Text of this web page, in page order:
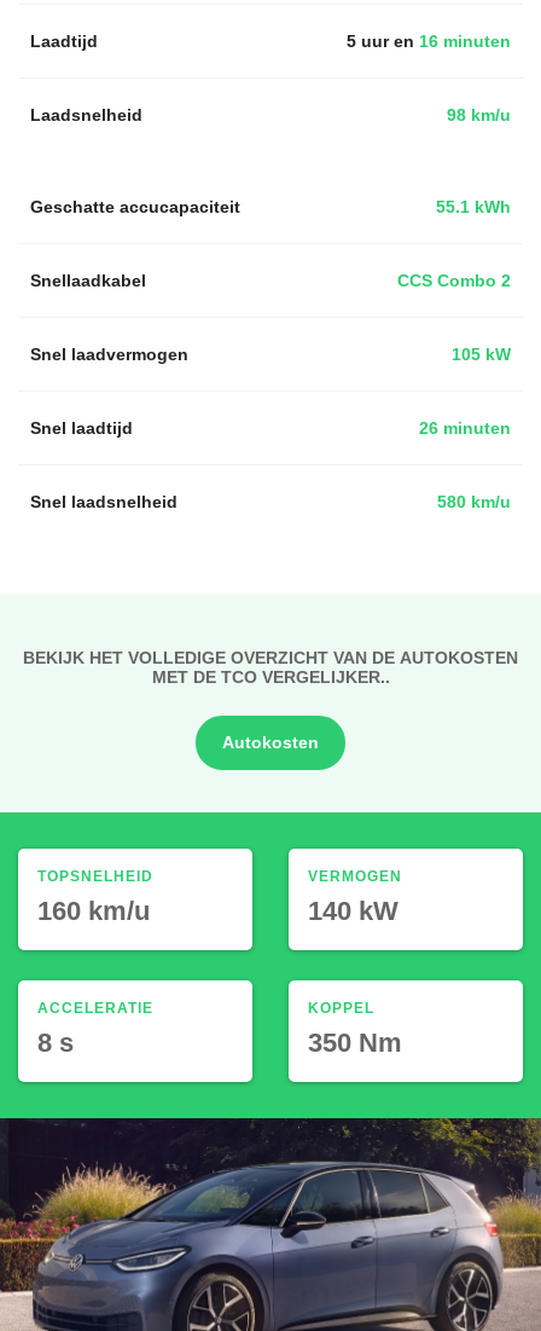
Laadtijd 5 uur en 16 minuten
Laadsnelheid 98 km/u
55.1 kWh
Geschatte accucapaciteit
Snellaadkabel CCS Combo 2
Snel laadvermogen 105 kW
Snel laadtijd 26 minuten
Snel laadsnelheid 580 km/u
BEKIJK HET VOLLEDIGE OVERZICHT VAN DE AUTOKOSTEN
MET DE TCO VERGELIJKER..
Autokosten
TOPSNELHEID
160 km/u
ACCELERATIE
8 s
VERMOGEN
140 kW
KOPPEL
350 Nm